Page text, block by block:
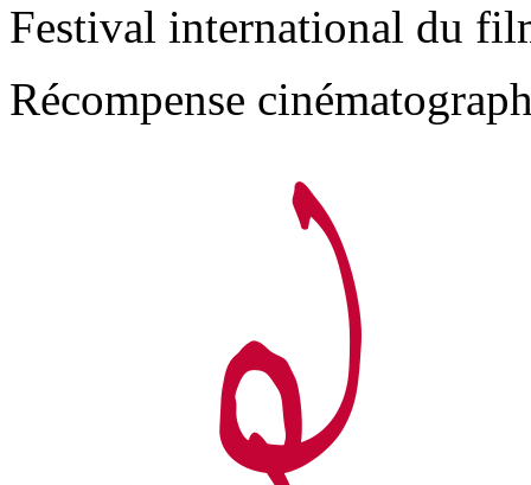
Festival international du
Récompense